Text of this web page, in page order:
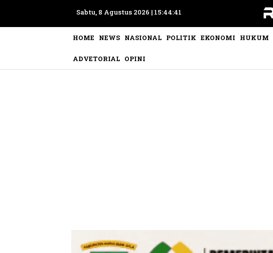
Sabtu, 8 Agustus 2026 | 15:44:42
HOME NEWS NASIONAL POLITIK EKONOMI HUKUM
ADVETORIAL OPINI